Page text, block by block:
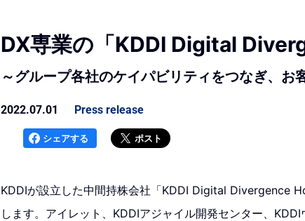
DX専業の「KDDI Digital
～グループ各社のケイパビリティをつなぎ、お
2022.07.01 Press release
シェアする ポスト
KDDIが設立した中間持株会社「KDDI Digital Divergence
します。アイレット、KDDIアジャイル開発センター、